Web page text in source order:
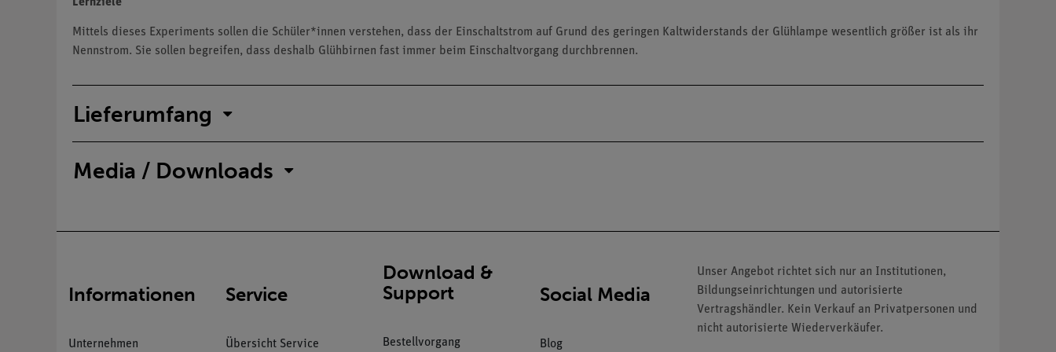
Mittels dieses Experiments sollen die Schüler*innen verstehen, dass der Einschaltstrom auf Grund des geringen Kaltwiderstands der Glühlampe wesentlich größer ist als ihr
Nennstrom. Sie sollen begreifen, dass deshalb Glühbirnen fast immer beim Einschaltvorgang durchbrennen.
Lieferumfang
Media / Downloads
Informationen
Unternehmen
Service
Übersicht Service
Download &
Support
Bestellvorgang
Social Media
Blog
Unser Angebot richtet sich nur an Institutionen,
Bildungseinrichtungen und autorisierte
Vertragshändler. Kein Verkauf an Privatpersonen und
nicht autorisierte Wiederverkäufer.